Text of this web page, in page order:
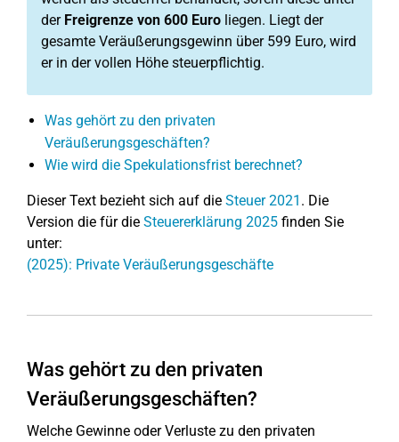
der Freigrenze von 600 Euro liegen. Liegt der
gesamte Veräußerungsgewinn über 599 Euro, wird
er in der vollen Höhe steuerpflichtig.
Was gehört zu den privaten
Veräußerungsgeschäften?
Wie wird die Spekulationsfrist berechnet?
Dieser Text bezieht sich auf die Steuer 2021 . Die
Version die für die Steuererklärung 2025 finden Sie
unter:
(2025): Private Veräußerungsgeschäfte
Was gehört zu den privaten
Veräußerungsgeschäften?
Welche Gewinne oder Verluste zu den privaten